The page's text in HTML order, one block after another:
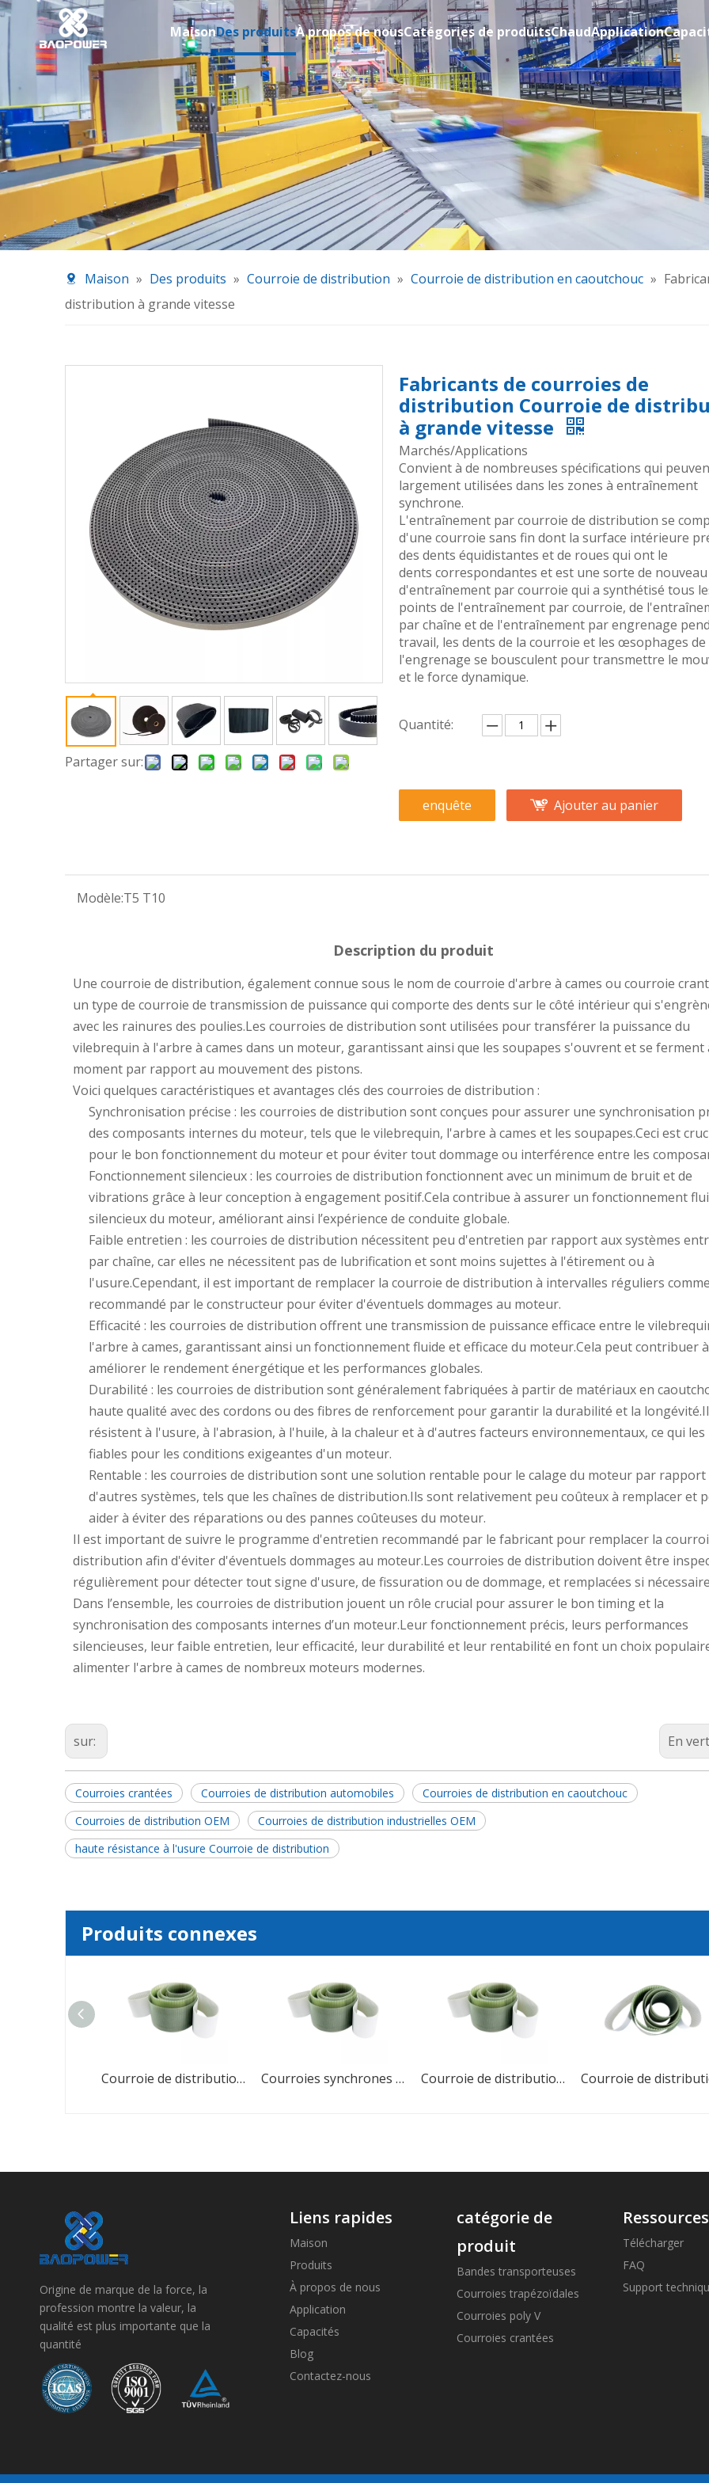
MaisonDes produitsÀ propos de nousCatégories de produitsChaudApplication
Maison » Des produits » Courroie de distribution » Courroie de distribution en caoutchouc »
distribution à grande vitesse
Partager sur:
Fabricants de courroies de
distribution Courroie de
à grande vitesse
Marchés/Applications
Convient à de nombreuses spécifications qui
largement utilisées dans les zones à entraînement
synchrone.
L'entraînement par courroie de distribution se
d'une courroie sans fin dont la surface intérieure
des dents équidistantes et de roues qui ont le
dents correspondantes et est une sorte de
d'entraînement par courroie qui a synthétisé tous
points de l'entraînement par courroie, de
par chaîne et de l'entraînement par engrenage
travail, les dents de la courroie et les œsophages de
l'engrenage se bousculent pour transmettre le
et le force dynamique.
Quantité:
enquête Ajouter au panier
Modèle:T5 T10
Description du produit
Une courroie de distribution, également connue sous le nom de courroie d'arbre à cames ou courroie
un type de courroie de transmission de puissance qui comporte des dents sur le côté intérieur qui
avec les rainures des poulies.Les courroies de distribution sont utilisées pour transférer la puissance du
vilebrequin à l'arbre à cames dans un moteur, garantissant ainsi que les soupapes s'ouvrent et se ferment
moment par rapport au mouvement des pistons.
Voici quelques caractéristiques et avantages clés des courroies de distribution :
Synchronisation précise : les courroies de distribution sont conçues pour assurer une synchronisation
des composants internes du moteur, tels que le vilebrequin, l'arbre à cames et les soupapes.Ceci est
pour le bon fonctionnement du moteur et pour éviter tout dommage ou interférence entre les
Fonctionnement silencieux : les courroies de distribution fonctionnent avec un minimum de bruit et de
vibrations grâce à leur conception à engagement positif.Cela contribue à assurer un fonctionnement
silencieux du moteur, améliorant ainsi l’expérience de conduite globale.
Faible entretien : les courroies de distribution nécessitent peu d'entretien par rapport aux systèmes
par chaîne, car elles ne nécessitent pas de lubrification et sont moins sujettes à l'étirement ou à
l'usure.Cependant, il est important de remplacer la courroie de distribution à intervalles réguliers comme
recommandé par le constructeur pour éviter d'éventuels dommages au moteur.
Efficacité : les courroies de distribution offrent une transmission de puissance efficace entre le
l'arbre à cames, garantissant ainsi un fonctionnement fluide et efficace du moteur.Cela peut contribuer à
améliorer le rendement énergétique et les performances globales.
Durabilité : les courroies de distribution sont généralement fabriquées à partir de matériaux en
haute qualité avec des cordons ou des fibres de renforcement pour garantir la durabilité et la
résistent à l'usure, à l'abrasion, à l'huile, à la chaleur et à d'autres facteurs environnementaux, ce qui les
fiables pour les conditions exigeantes d'un moteur.
Rentable : les courroies de distribution sont une solution rentable pour le calage du moteur par rapport
d'autres systèmes, tels que les chaînes de distribution.Ils sont relativement peu coûteux à remplacer et
aider à éviter des réparations ou des pannes coûteuses du moteur.
Il est important de suivre le programme d'entretien recommandé par le fabricant pour remplacer la
distribution afin d'éviter d'éventuels dommages au moteur.Les courroies de distribution doivent être
régulièrement pour détecter tout signe d'usure, de fissuration ou de dommage, et remplacées si
Dans l’ensemble, les courroies de distribution jouent un rôle crucial pour assurer le bon timing et la
synchronisation des composants internes d’un moteur.Leur fonctionnement précis, leurs performances
silencieuses, leur faible entretien, leur efficacité, leur durabilité et leur rentabilité en font un choix
alimenter l'arbre à cames de nombreux moteurs modernes.
sur: En
Courroies crantées Courroies de distribution automobiles
Courroies de distribution en caoutchouc
Courroies de distribution OEM
Courroies de distribution industrielles OEM
haute résistance à l'usure Courroie de distribution
Produits connexes
Courroie de distribution en caoutchouc PU Courroies synchrones Courroie de distribution en caoutchouc PU Courroie de distribution industrielle en caoutchouc PU MXL XXL XL L, de haute qualité, à dents trapézoïdales
Origine de marque de la force, la
profession montre la valeur, la
qualité est plus importante que la
quantité
Liens rapides
Maison
Produits
À propos de nous
Application
Capacités
Blog
Contactez-nous
catégorie de
produit
Bandes transporteuses
Courroies trapézoïdales
Courroies poly V
Courroies crantées
Ressources
Télécharger
FAQ
Support